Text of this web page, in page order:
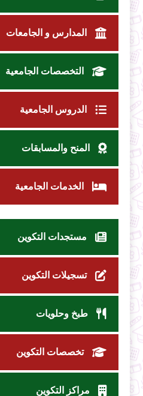
المدارس و الجامعات
التخصصات الجامعية
الدروس الجامعية
المنح والمسابقات
الخدمات الجامعية
مستجدات التكوين
تسجيلات التكوين
طبخ وحلويات
تخصصات التكوين
مراكز التكوين